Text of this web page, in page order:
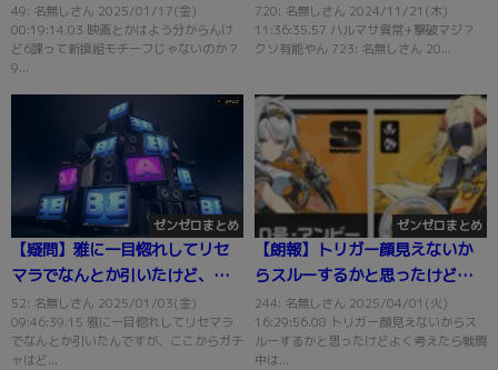
49: 名無しさん 2025/01/17(金)
00:19:14.03 映画とかはよう分からんけ
ど6課って新撰組モチーフじゃないのか？
9...
720: 名無しさん 2024/11/21(木)
11:36:35.57 ハルマサ異常+撃破マジ？
クソ有能やん 723: 名無しさん 20...
ゼンゼロまとめ
【疑問】雅に一目惚れしてリセ
マラでなんとか引いたけど、こ
こからガチャはどれ引いていく
べき？
52: 名無しさん 2025/01/03(金)
09:46:39.15 雅に一目惚れしてリセマラ
でなんとか引いたんですが、ここからガチ
ャはど...
ゼンゼロまとめ
【朗報】トリガー顔見えないか
らスルーするかと思ったけどよ
く考えたらｗｗｗ
244: 名無しさん 2025/04/01(火)
16:29:56.08 トリガー顔見えないからス
ルーするかと思ったけどよく考えたら戦闘
中は...